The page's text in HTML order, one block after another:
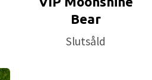
Bear
Slutsåld